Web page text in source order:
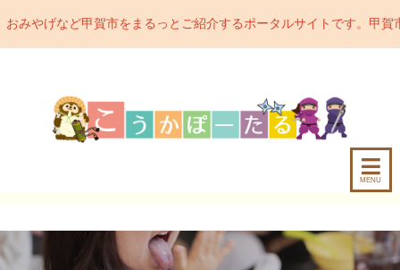
るっとご紹介するポータルサイトです。甲賀市の魅力をどん
MENU